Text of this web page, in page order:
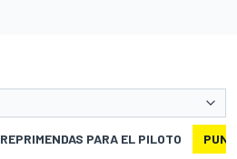
REPRIMENDAS PARA EL PILOTO